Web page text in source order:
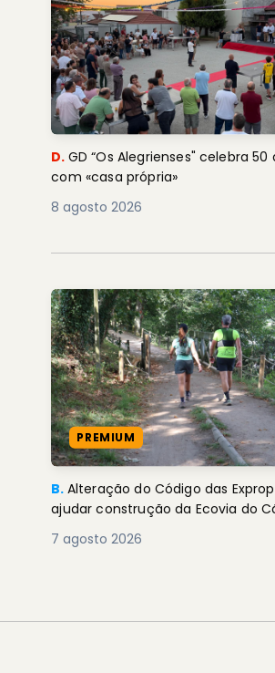
D. GD “Os Alegrienses" celebra
com «casa própria»
8 agosto 2026
PREMIUM
B. Alteração do Código das Expropriações pode
ajudar construção da Ecovia do
7 agosto 2026